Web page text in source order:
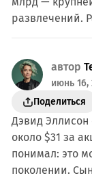
развлечений.
автор
июнь 16,
Поделиться
Дэвид
около $31 за
понимал: это
поколении.